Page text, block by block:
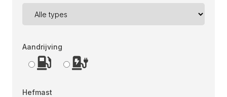
Aandrijving
Hefmast